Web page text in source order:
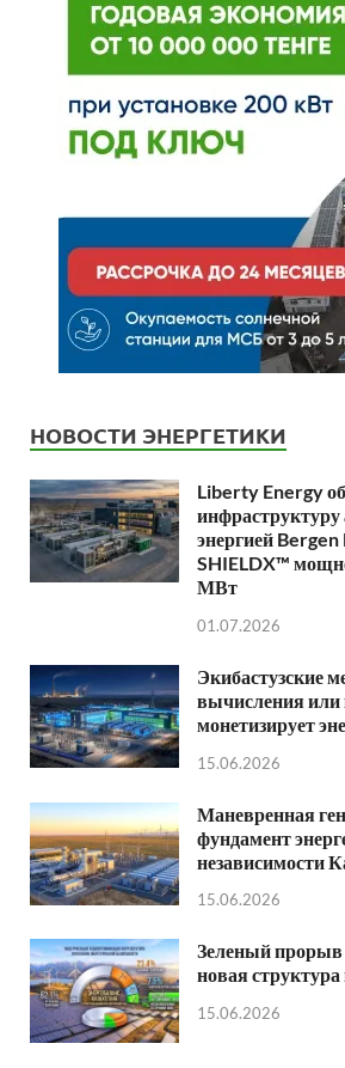
НОВОСТИ ЭНЕРГЕТИКИ
Liberty Energy
энергией
SHIELDX™
МВт
01.07.2026
Экибастузские
вычисления или
монетизирует
15.06.2026
Маневренная
фундамент
независимости
15.06.2026
Зеленый прорыв
новая структура
15.06.2026